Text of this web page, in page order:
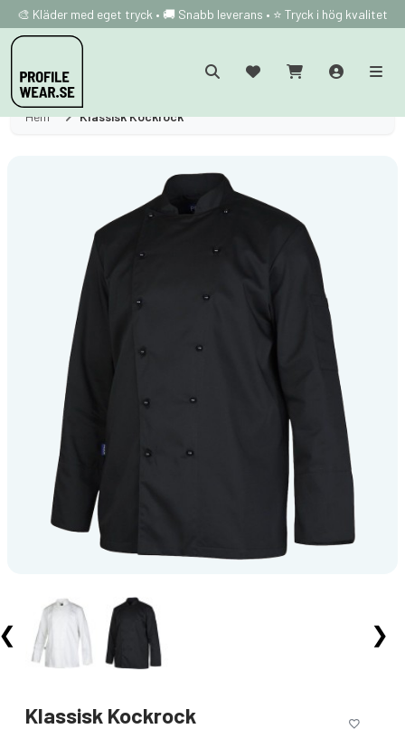
🎨 Kläder med eget tryck • 🚚 Snabb leverans • ⭐ Tryck i hög kvalitet
Hem Klassisk Kockrock
❯
Klassisk Kockrock